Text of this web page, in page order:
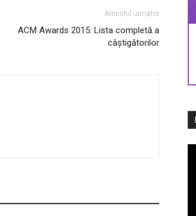
Articolul următor
ACM Awards 2015: Lista completă a
câștigătorilor